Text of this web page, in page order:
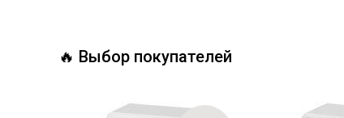
🔥 Выбор покупателей